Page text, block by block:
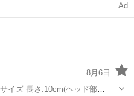
Ad
8月6日